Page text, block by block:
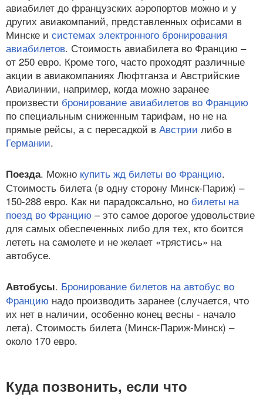
авиабилет до французских аэропортов можно и у
других авиакомпаний, представленных офисами в
Минске и системах электронного бронирования
авиабилетов. Стоимость авиабилета во Францию –
от 250 евро. Кроме того, часто проходят различные
акции в авиакомпаниях Люфтганза и Австрийские
Авиалинии, например, когда можно заранее
произвести бронирование авиабилетов во Францию
по специальным сниженным тарифам, но не на
прямые рейсы, а с пересадкой в Австрии либо в
Германии.
Поезда. Можно купить жд билеты во Францию.
Стоимость билета (в одну сторону Минск-Париж) –
150-288 евро. Как ни парадоксально, но билеты на
поезд во Францию – это самое дорогое удовольствие
для самых обеспеченных либо для тех, кто боится
лететь на самолете и не желает «трястись» на
автобусе.
Автобусы. Бронирование билетов на автобус во
Францию надо производить заранее (случается, что
их нет в наличии, особенно конец весны - начало
лета). Стоимость билета (Минск-Париж-Минск) –
около 170 евро.
Куда позвонить, если что